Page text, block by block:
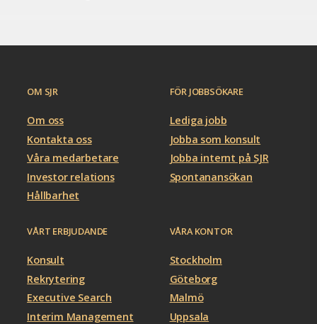
OM SJR
Om oss
Kontakta oss
Våra medarbetare
Investor relations
Hållbarhet
FÖR JOBBSÖKARE
Lediga jobb
Jobba som konsult
Jobba internt på SJR
Spontanansökan
VÅRT ERBJUDANDE
Konsult
Rekrytering
Executive Search
Interim Management
VÅRA KONTOR
Stockholm
Göteborg
Malmö
Uppsala